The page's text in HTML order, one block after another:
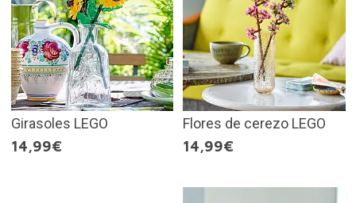
Girasoles LEGO
14,99€
Flores de cerezo LEGO
14,99€